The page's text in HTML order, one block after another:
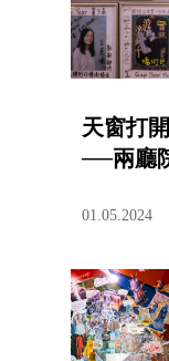
天窗打
──兩廳
01.05.2024